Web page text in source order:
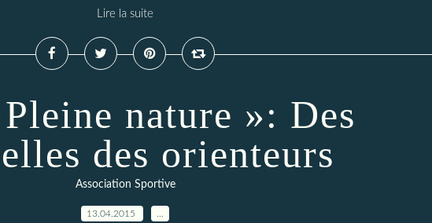
Lire la suite
nature »: Des
des orienteurs
Association Sportive
13.04.2015